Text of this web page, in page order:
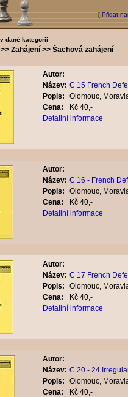
[ Přidat
dané kategorii
Zahájení >> Šachová zahájení
Autor:
Název: C 15 French
Popis:
Olomouc,
Cena:
Kč 40,-
Detailní informace
Autor:
Název: C 16 - French
Popis:
Olomouc,
Cena:
Kč 40,-
Detailní informace
Autor:
Název: C 17 French
Popis:
Olomouc,
Cena:
Kč 40,-
Detailní informace
Autor:
Název: C 20 - 24
Popis:
Olomouc,
Cena:
Kč 40,-